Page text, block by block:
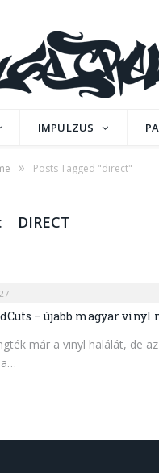
IMPULZUS
» Posts Tagged "direct"
DIRECT
– újabb magyar vinyl
már a vinyl halálát, de